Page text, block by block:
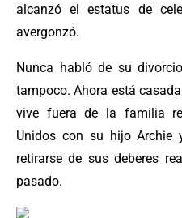
alcanzó el estatus de
avergonzó.
Nunca habló de su
tampoco. Ahora está
vive fuera de la familia
Unidos con su hijo Archie
retirarse de sus deberes
pasado.